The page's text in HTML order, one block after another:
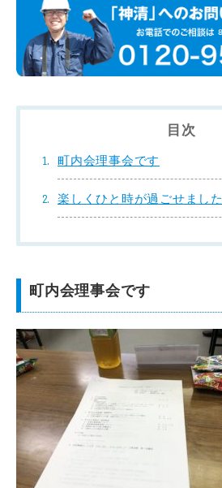
目次
町内会理事会です
楽しくひと時が過ごせました
町内会理事会です